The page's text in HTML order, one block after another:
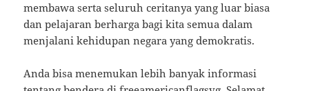
membawa serta seluruh ceritanya yang luar biasa
dan pelajaran berharga bagi kita semua dalam
menjalani kehidupan negara yang demokratis.
Anda bisa menemukan lebih banyak informasi